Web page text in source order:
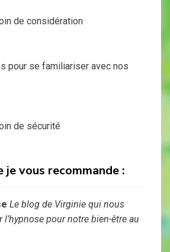
de considération
pour se familiariser avec nos
de sécurité
je vous recommande :
Le blog de Virginie qui nous
pour notre bien-être au